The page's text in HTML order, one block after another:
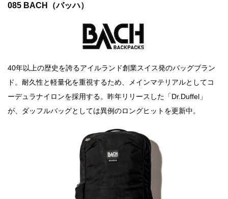
085 BACH（バッハ）
40年以上の歴史を誇るアイルランド創業スイス発のバッグブラン
ド。耐久性と軽量化を重視するため、メインマテリアルとしてコ
ーデュラナイロンを採用する。昨年リリースした「Dr.Duffel」
が、ダッフルバッグとしては異例のロングヒットを更新中。